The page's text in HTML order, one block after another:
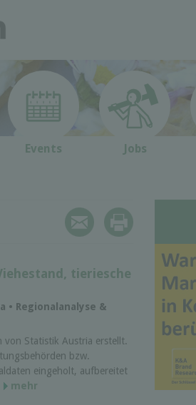
Events Jobs
tieriesche
• Regionalanalyse &
von Statistik Austria erstellt.
bzw.
eingeholt, aufbereitet
mehr